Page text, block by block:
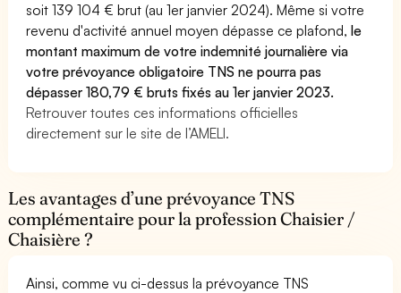
soit 139 104 € brut (au 1er janvier 2024). Même si votre
revenu d'activité annuel moyen dépasse ce plafond,le
montant maximum de votre indemnité journalière via
votre prévoyance obligatoire TNS ne pourra pas
dépasser 180,79 € bruts fixés au 1er janvier 2023.
Retrouver toutes ces informations officielles
directement sur le site de l’AMELI.
Les avantages d’une prévoyance TNS
complémentaire pour la profession Chaisier /
Chaisière ?
Ainsi, comme vu ci-dessus la prévoyance TNS